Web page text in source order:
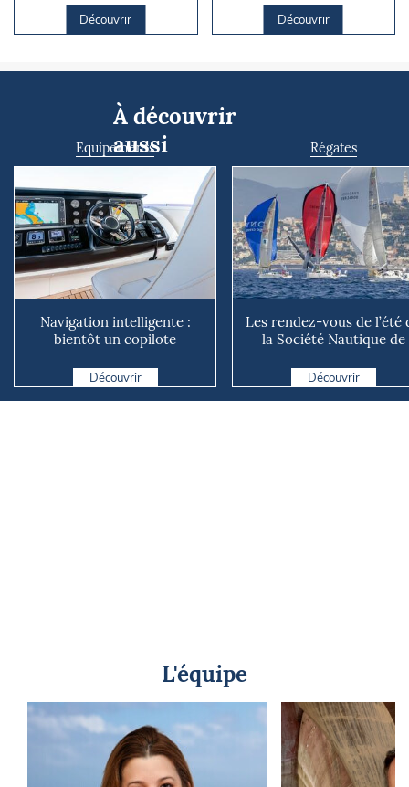
Découvrir Découvrir
À découvrir
aussi
Equipements
Navigation intelligente :
bientôt un copilote
Découvrir
Régates
Les rendez-vous de l’été
la Société Nautique de
Découvrir
L'équipe